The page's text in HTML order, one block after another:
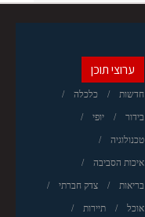
ערוצי תוכן
חדשות כלכלה
בידור יופי
טכנולוגיה
איכות הסביבה
בריאות צדק חברתי
אוכל תיירות